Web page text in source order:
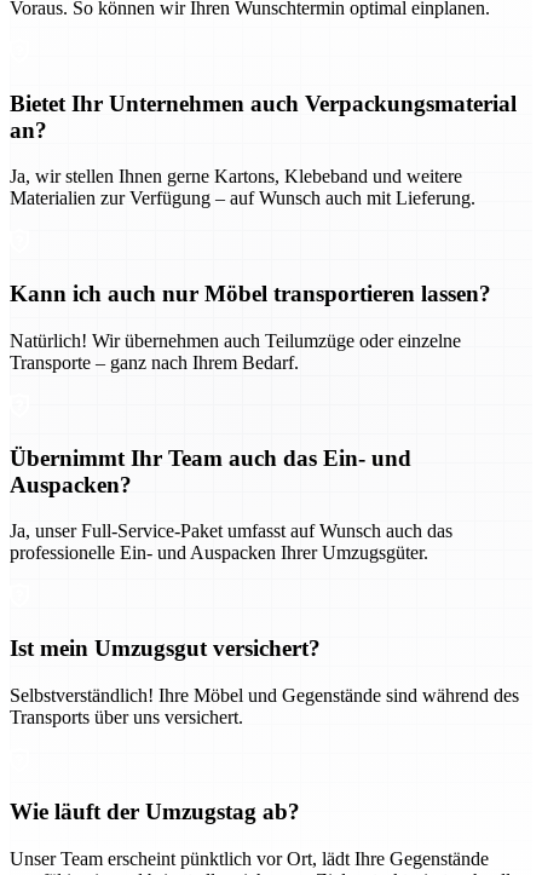
Voraus. So können wir Ihren Wunschtermin optimal einplanen.
Bietet Ihr Unternehmen auch Verpackungsmaterial
an?
Ja, wir stellen Ihnen gerne Kartons, Klebeband und weitere
Materialien zur Verfügung – auf Wunsch auch mit Lieferung.
Kann ich auch nur Möbel transportieren lassen?
Natürlich! Wir übernehmen auch Teilumzüge oder einzelne
Transporte – ganz nach Ihrem Bedarf.
Übernimmt Ihr Team auch das Ein- und
Auspacken?
Ja, unser Full-Service-Paket umfasst auf Wunsch auch das
professionelle Ein- und Auspacken Ihrer Umzugsgüter.
Ist mein Umzugsgut versichert?
Selbstverständlich! Ihre Möbel und Gegenstände sind während des
Transports über uns versichert.
Wie läuft der Umzugstag ab?
Unser Team erscheint pünktlich vor Ort, lädt Ihre Gegenstände